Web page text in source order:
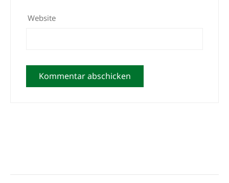
Website